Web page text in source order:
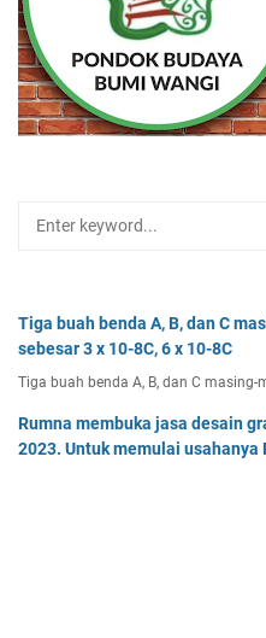
Tiga buah benda A, B, dan C
sebesar 3 x 10-8C, 6 x 10-8C
Tiga buah benda A, B, dan C
Rumna membuka jasa desain
2023. Untuk memulai usahanya